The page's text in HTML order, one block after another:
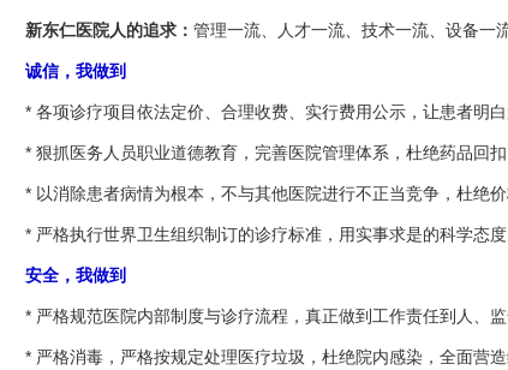
新东仁医院人的追求： 管理一流、人才一流、技术一流、设备一
诚信，我做到
* 各项诊疗项目依法定价、合理收费、实行费用公示，让患者明白
* 狠抓医务人员职业道德教育，完善医院管理体系，杜绝药品回扣
* 以消除患者病情为根本，不与其他医院进行不正当竞争，杜绝价
* 严格执行世界卫生组织制订的诊疗标准，用实事求是的科学态度
安全，我做到
* 严格规范医院内部制度与诊疗流程，真正做到工作责任到人、监
* 严格消毒，严格按规定处理医疗垃圾，杜绝院内感染，全面营造